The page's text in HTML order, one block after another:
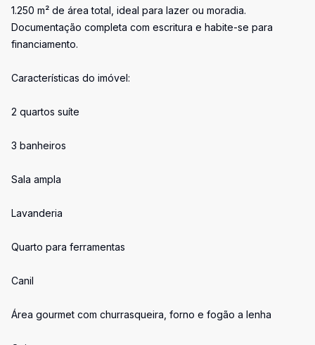
1.250 m² de área total, ideal para lazer ou moradia.
Documentação completa com escritura e habite-se para
financiamento.
Características do imóvel:
2 quartos suíte
3 banheiros
Sala ampla
Lavanderia
Quarto para ferramentas
Canil
Área gourmet com churrasqueira, forno e fogão a lenha